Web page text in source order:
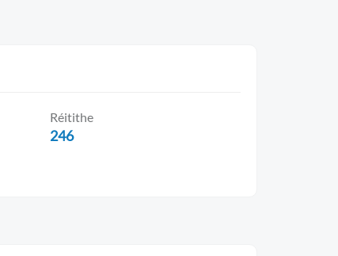
Réitithe
246